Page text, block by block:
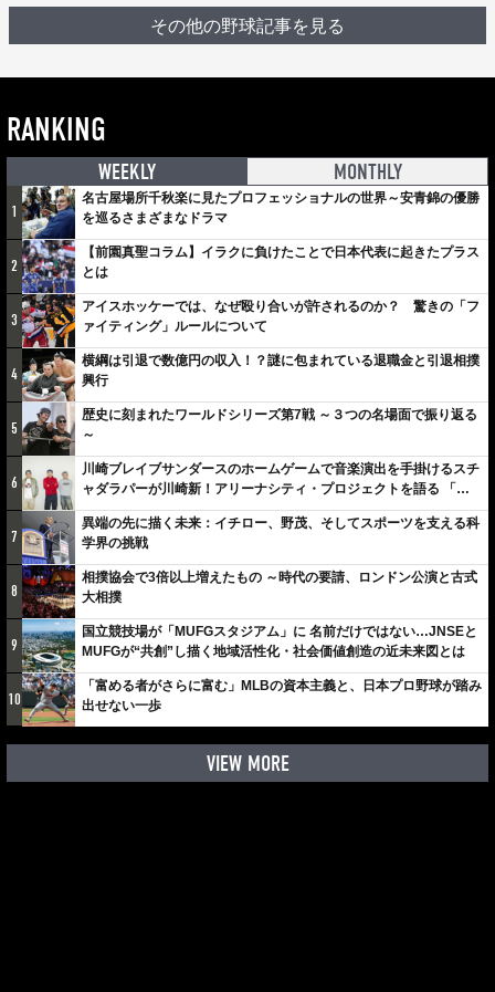
その他の野球記事を見る
RANKING
WEEKLY MONTHLY
1
名古屋場所千秋楽に見たプロフェッショナルの世界～安青錦の優勝
を巡るさまざまなドラマ
2
【前園真聖コラム】イラクに負けたことで日本代表に起きたプラス
とは
3
アイスホッケーでは、なぜ殴り合いが許されるのか？ 驚きの「フ
ァイティング」ルールについて
4
横綱は引退で数億円の収入！？謎に包まれている退職金と引退相撲
興行
5
歴史に刻まれたワールドシリーズ第7戦 ～３つの名場面で振り返る
～
6
川崎ブレイブサンダースのホームゲームで音楽演出を手掛けるスチ
ャダラパーが川崎新！アリーナシティ・プロジェクトを語る 「楽
しみでしかないでしょ。川崎は、ずっと成長曲線だから」
7
異端の先に描く未来：イチロー、野茂、そしてスポーツを支える科
学界の挑戦
8
相撲協会で3倍以上増えたもの ～時代の要請、ロンドン公演と古式
大相撲
9
国立競技場が「MUFGスタジアム」に 名前だけではない…JNSEと
MUFGが“共創”し描く地域活性化・社会価値創造の近未来図とは
10
「富める者がさらに富む」MLBの資本主義と、日本プロ野球が踏み
出せない一歩
VIEW MORE